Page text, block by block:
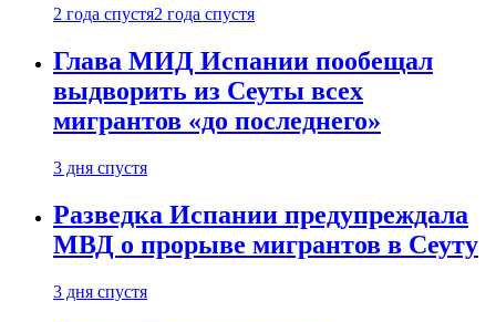
2 года спустя2 года спустя
Глава МИД Испании пообещал
выдворить из Сеуты всех
мигрантов «до последнего»
3 дня спустя
Разведка Испании предупреждала
МВД о прорыве мигрантов в Сеуту
3 дня спустя